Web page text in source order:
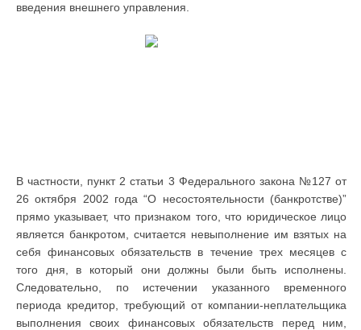
введения внешнего управления.
В частности, пункт 2 статьи 3 Федерального закона №127 от
26 октября 2002 года “О несостоятельности (банкротстве)”
прямо указывает, что признаком того, что юридическое лицо
является банкротом, считается невыполнение им взятых на
себя финансовых обязательств в течение трех месяцев с
того дня, в который они должны были быть исполнены.
Следовательно, по истечении указанного временного
периода кредитор, требующий от компании-неплательщика
выполнения своих финансовых обязательств перед ним,